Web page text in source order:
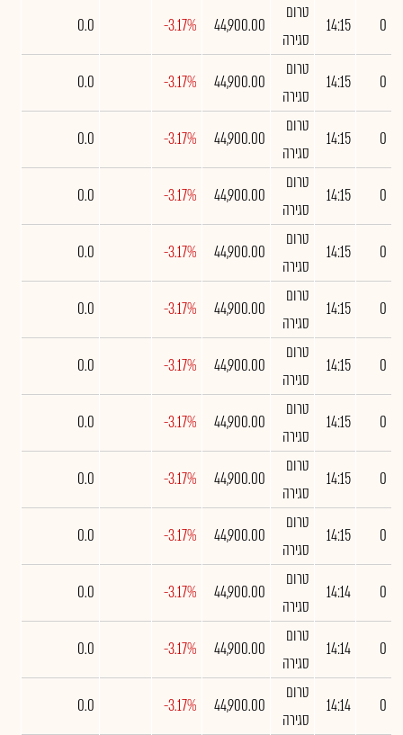
0
14:15
טרום
סגירה
44,900.00
-3.17%
0.0
0
14:15
טרום
סגירה
44,900.00
-3.17%
0.0
0
14:15
טרום
סגירה
44,900.00
-3.17%
0.0
0
14:15
טרום
סגירה
44,900.00
-3.17%
0.0
0
14:15
טרום
סגירה
44,900.00
-3.17%
0.0
0
14:15
טרום
סגירה
44,900.00
-3.17%
0.0
0
14:15
טרום
סגירה
44,900.00
-3.17%
0.0
0
14:15
טרום
סגירה
44,900.00
-3.17%
0.0
0
14:15
טרום
סגירה
44,900.00
-3.17%
0.0
0
14:15
טרום
סגירה
44,900.00
-3.17%
0.0
0
14:14
טרום
סגירה
44,900.00
-3.17%
0.0
0
14:14
טרום
סגירה
44,900.00
-3.17%
0.0
0
14:14
טרום
סגירה
44,900.00
-3.17%
0.0